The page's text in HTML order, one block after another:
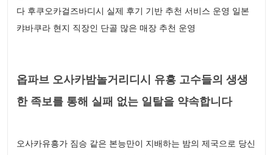
다 후쿠오카걸즈바디시 실제 후기 기반 추천 서비스 운영 일본
캬바쿠라 현지 직장인 단골 많은 매장 추천 운영
옵파브 오사카밤놀거리디시 유흥 고수들의 생생
한 족보를 통해 실패 없는 일탈을 약속합니다
오사카유흥가 짐승 같은 본능만이 지배하는 밤의 제국으로 당신